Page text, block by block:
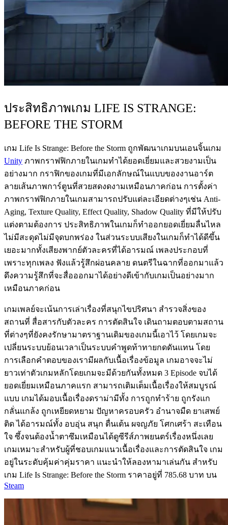
ประสิทธิภาพเกม LIFE IS STRANGE:
BEFORE THE STORM
เกม Life Is Strange: Before the Storm ถูกพัฒนาเกมบนเอนจิ้นเกม
Unity ภาพกราฟฟิกภายในเกมทำได้ยอดเยี่ยมและสวยงามเป็น
อย่างมาก กราฟิกของเกมที่มีเอกลักษณ์ในแบบของงานอาร์ต
ลายเส้นภาพการ์ตูนที่สวยสดงดงามเหมือนภาคก่อน การตั้งค่า
ภาพกราฟฟิกภายในเกมสามารถปรับแต่ละเอียดต่างๆเช่น Anti-
Aging, Texture Quality, Effect Quality, Shadow Quality ที่มีให้ปรับ
แต่งตามต้องการ ประสิทธิภาพในเกมก็ทำออกยอดเยี่ยมลื่นไหล
ไม่มีสะดุดไม่มีจุดบกพร่อง ในส่วนระบบเสียงในเกมก็ทำได้ดีขึ้น
เยอะมากทั้งเสียงพากย์ตัวละครที่ได้อารมณ์ เพลงประกอบที่
เพราะทุกเพลง ฟังแล้วรู้สึกผ่อนคลาย ดนตรีในฉากที่ออกมาแล้ว
ดึงความรู้สึกที่จะสื่อออกมาได้อย่างดีเข้ากับเกมเป็นอย่างมาก
เหมือนภาคก่อน
เกมเพลย์จะเน้นการเล่าเรื่องที่สนุกไขปริศนา สำรวจสิ่งของ
สถานที่ สื่อสารกับตัวละคร การตัดสินใจ เดินถามตอบตามสถาน
ที่ต่างๆที่ยังคงรักษามาตราฐานเดิมของเกมนี้เอาไว้ โดยเกมจะ
เปลี่ยนระบบย้อนเวลาเป็นระบบคำพูดท้าทายกดดันแทน โดย
การเลือกคำตอบของเรามีผลกับเนื้อเรื่องข้อมูล เกมอาจจะไม่
ยาวเท่าตัวเกมหลักโดยเกมจะมีด้วยกันทั้งหมด 3 Episode จบได้
ยอดเยี่ยมเหมือนภาคแรก สามารถเติมเต็มเนื้อเรื่องให้สมบูรณ์
แบบ เกมได้มอบเนื้อเรื่องดราม่ามีทั้ง การถูกทำร้าย ถูกรังแก
กลั่นแกล้ง ถูกเหยียดหยาม ปัญหาครอบครัว อำนาจมืด ยาเสพย์
ติด ได้อารมณ์ทั้ง อบอุ่น สนุก ตื่นเต้น ผจญภัย โศกเศร้า สะเทือน
ใจ ซึ้งจนต้องน้ำตาซึมเหมือนได้ดูซีรีส์ภาพยนตร์เรื่องหนึ่งเลย
เกมเหมาะสำหรับผู้ที่ชอบเกมแนวเนื้อเรื่องและการตัดสินใจ เกม
อยู่ในระดับคุ้มค่าคุ่มราคา แนะนำให้ลองหามาเล่นกัน สำหรับ
เกม Life Is Strange: Before the Storm ราคาอยู่ที่ 785.68 บาท บน
Steam